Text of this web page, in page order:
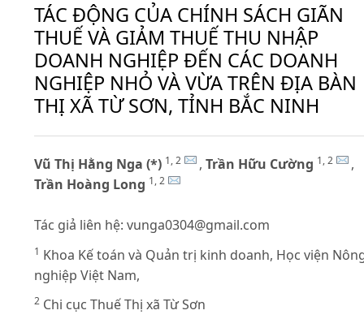
TÁC ĐỘNG CỦA CHÍNH SÁCH GIÃN
THUẾ VÀ GIẢM THUẾ THU NHẬP
DOANH NGHIỆP ĐẾN CÁC DOANH
NGHIỆP NHỎ VÀ VỪA TRÊN ĐỊA BÀN
THỊ XÃ TỪ SƠN, TỈNH BẮC NINH
Vũ Thị Hằng Nga (*) 1, 2 , Trần Hữu Cường 1, 2
,
Trần Hoàng Long 1, 2
Tác giả liên hệ: vunga0304@gmail.com
1 Khoa Kế toán và Quản trị kinh doanh, Học viện
nghiệp Việt Nam,
2 Chi cục Thuế Thị xã Từ Sơn